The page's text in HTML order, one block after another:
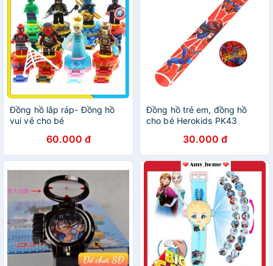
Đồng hồ lắp ráp- Đồng hồ
vui vẻ cho bé
60.000 đ
Đồng hồ trẻ em, đồng hồ
cho bé Herokids PK43
30.000 đ